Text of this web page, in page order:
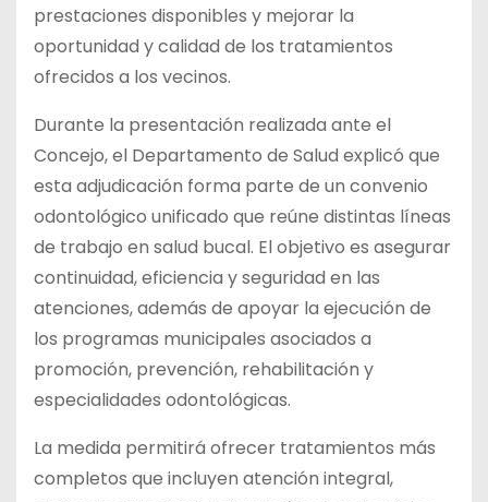
prestaciones disponibles y mejorar la
oportunidad y calidad de los tratamientos
ofrecidos a los vecinos.
Durante la presentación realizada ante el
Concejo, el Departamento de Salud explicó que
esta adjudicación forma parte de un convenio
odontológico unificado que reúne distintas líneas
de trabajo en salud bucal. El objetivo es asegurar
continuidad, eficiencia y seguridad en las
atenciones, además de apoyar la ejecución de
los programas municipales asociados a
promoción, prevención, rehabilitación y
especialidades odontológicas.
La medida permitirá ofrecer tratamientos más
completos que incluyen atención integral,